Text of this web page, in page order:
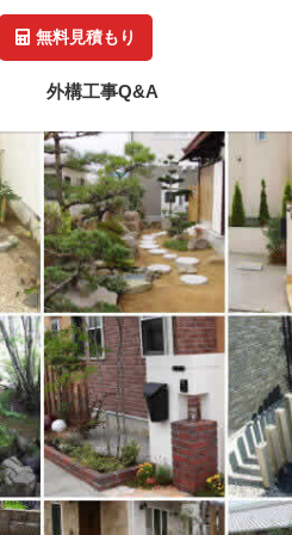
無料見積もり
外構工事Q&A